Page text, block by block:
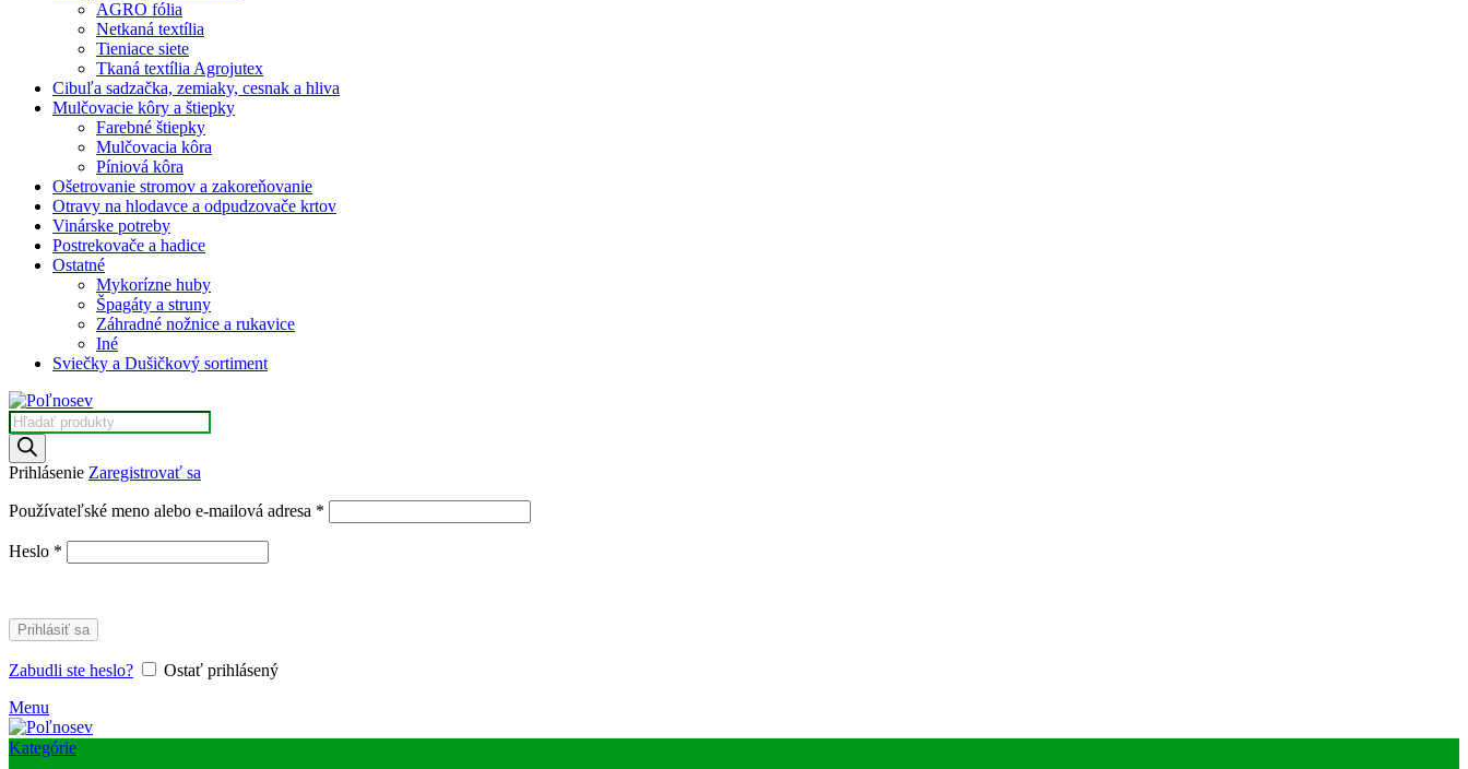
AGRO fólia
Netkaná textília
Tieniace siete
Tkaná textília Agrojutex
Cibuľa sadzačka, zemiaky, cesnak a hliva
Mulčovacie kôry a štiepky
Farebné štiepky
Mulčovacia kôra
Píniová kôra
Ošetrovanie stromov a zakoreňovanie
Otravy na hlodavce a odpudzovače krtov
Vinárske potreby
Postrekovače a hadice
Ostatné
Mykorízne huby
Špagáty a struny
Záhradné nožnice a rukavice
Iné
Sviečky a Dušičkový sortiment
Products
search
Prihlásenie Zaregistrovať sa
Používateľské meno alebo e-mailová adresa *
Heslo *
Prihlásiť sa
Zabudli ste heslo?
Ostať prihlásený
Menu
Kategórie